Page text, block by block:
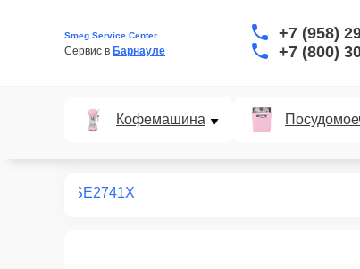
Smeg Service Center
Сервис в Барнауле
+7 (958)
+7 (800)
Кофемашина
SE2741X